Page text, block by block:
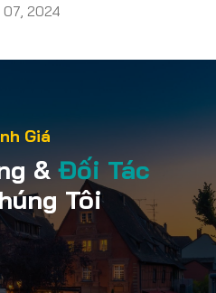
2024
Giá
& Đối Tác
Tôi